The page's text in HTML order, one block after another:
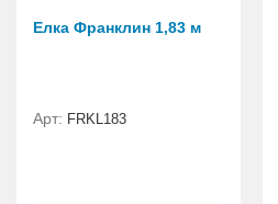
Елка Франклин 1,83 м
Арт: FRKL183